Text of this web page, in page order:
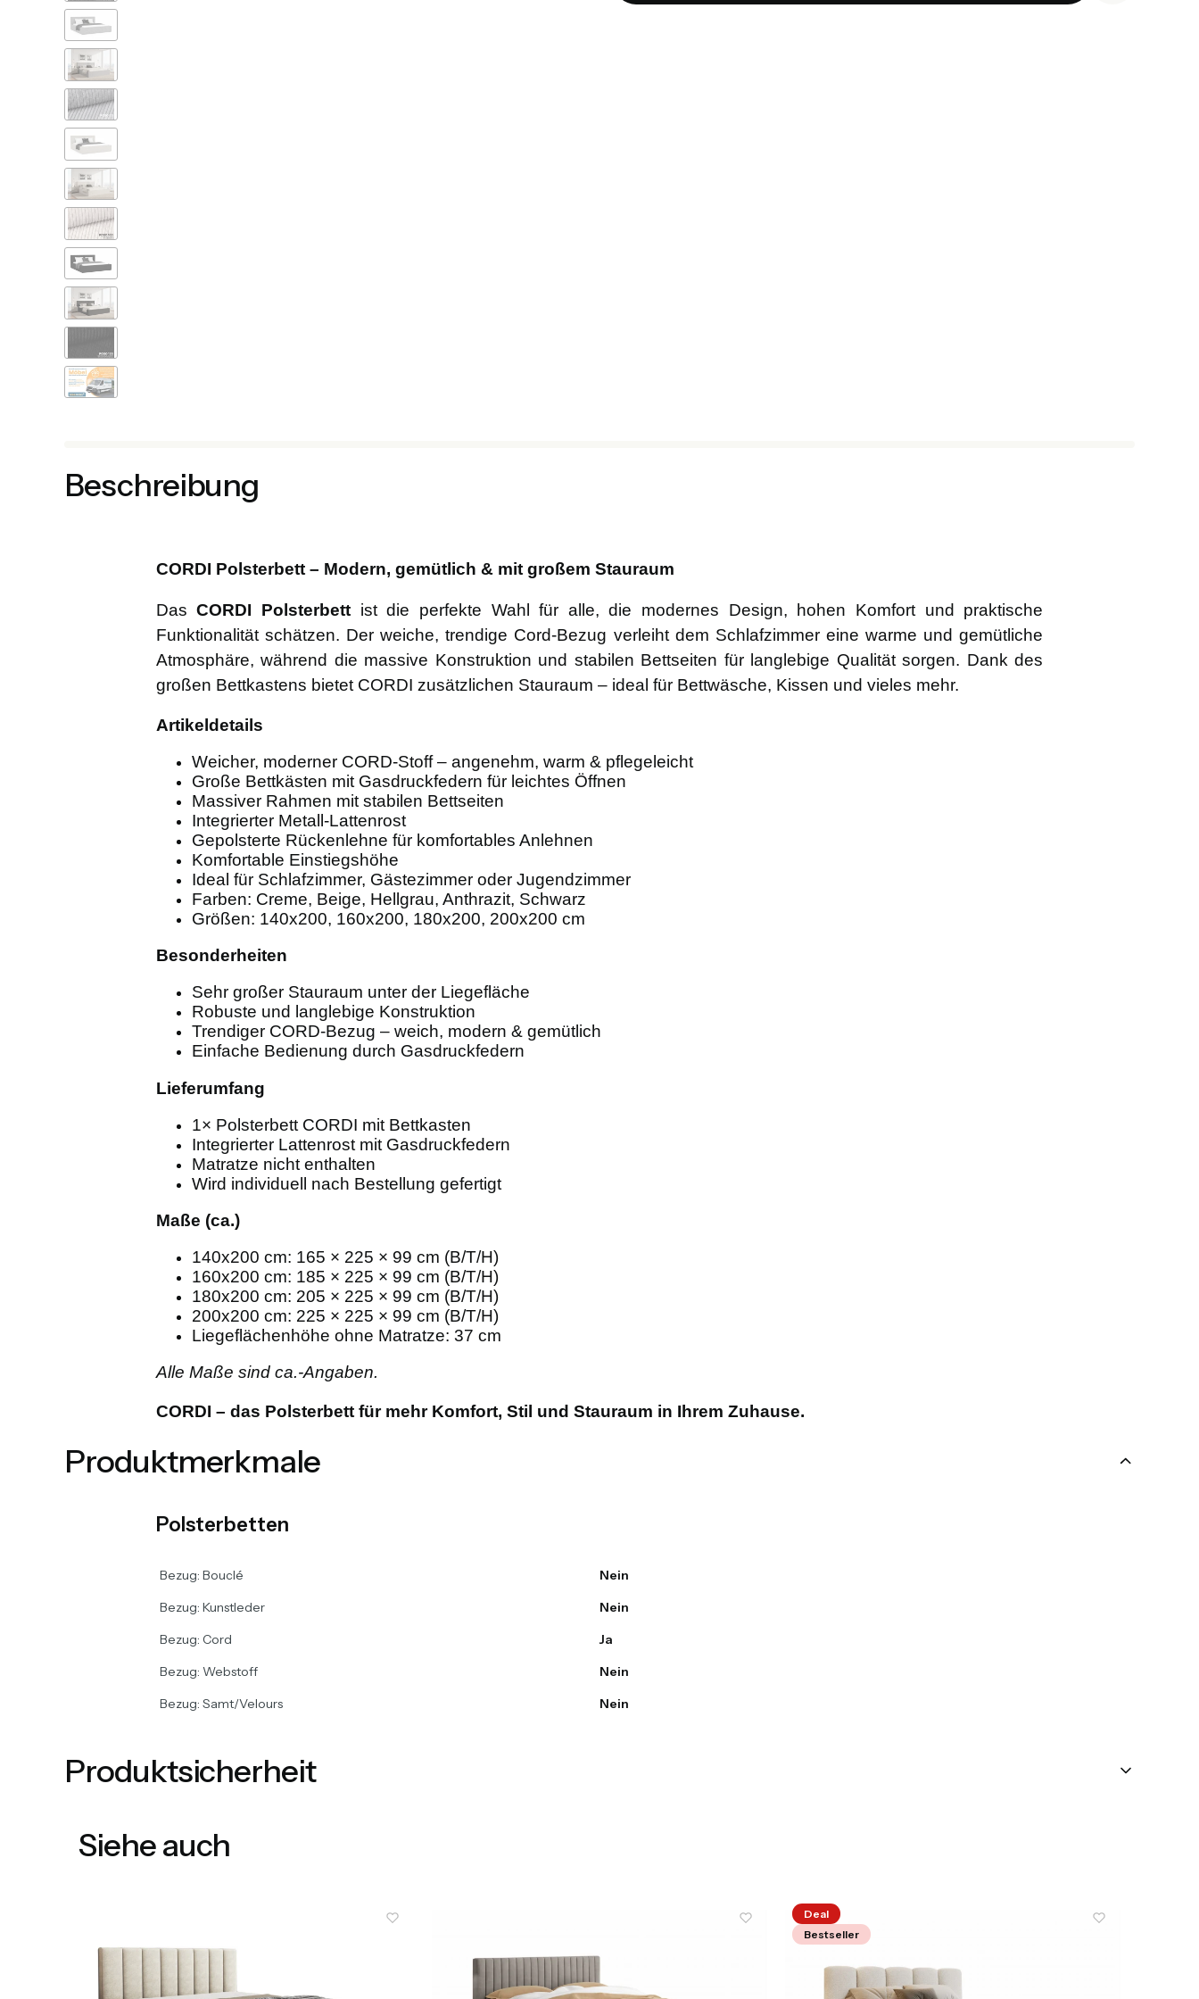
Beschreibung
CORDI Polsterbett – Modern, gemütlich & mit großem Stauraum
DasCORDI Polsterbettist die perfekte Wahl für alle, die modernes Design, hohen Komfort und praktische
Funktionalität schätzen. Der weiche, trendige Cord-Bezug verleiht dem Schlafzimmer eine warme und gemütliche
Atmosphäre, während die massive Konstruktion und stabilen Bettseiten für langlebige Qualität sorgen. Dank des
großen Bettkastens bietet CORDI zusätzlichen Stauraum – ideal für Bettwäsche, Kissen und vieles mehr.
Artikeldetails
Weicher, moderner CORD-Stoff – angenehm, warm & pflegeleicht
Große Bettkästen mit Gasdruckfedern für leichtes Öffnen
Massiver Rahmen mit stabilen Bettseiten
Integrierter Metall-Lattenrost
Gepolsterte Rückenlehne für komfortables Anlehnen
Komfortable Einstiegshöhe
Ideal für Schlafzimmer, Gästezimmer oder Jugendzimmer
Farben: Creme, Beige, Hellgrau, Anthrazit, Schwarz
Größen: 140x200, 160x200, 180x200, 200x200 cm
Besonderheiten
Sehr großer Stauraum unter der Liegefläche
Robuste und langlebige Konstruktion
Trendiger CORD-Bezug – weich, modern & gemütlich
Einfache Bedienung durch Gasdruckfedern
Lieferumfang
1× Polsterbett CORDI mit Bettkasten
Integrierter Lattenrost mit Gasdruckfedern
Matratze nicht enthalten
Wird individuell nach Bestellung gefertigt
Maße (ca.)
140x200 cm: 165 × 225 × 99 cm (B/T/H)
160x200 cm: 185 × 225 × 99 cm (B/T/H)
180x200 cm: 205 × 225 × 99 cm (B/T/H)
200x200 cm: 225 × 225 × 99 cm (B/T/H)
Liegeflächenhöhe ohne Matratze: 37 cm
Alle Maße sind ca.-Angaben.
CORDI – das Polsterbett für mehr Komfort, Stil und Stauraum in Ihrem Zuhause.
Produktmerkmale
Polsterbetten
Bezug: Bouclé
Nein
Bezug: Kunstleder
Nein
Bezug: Cord
Ja
Bezug: Webstoff
Nein
Bezug: Samt/Velours
Nein
Produktsicherheit
Siehe auch
Deal
Bestseller